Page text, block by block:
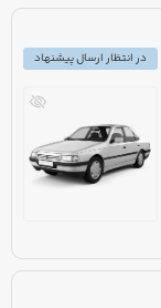
در انتظار ارسال پیشنهاد